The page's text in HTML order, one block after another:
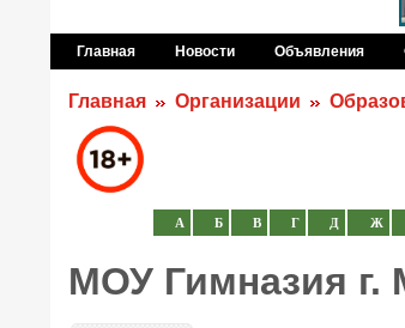
Главная Новости Объявления
Главная Организации
А Б В Г Д Ж
МОУ Гимназия г.